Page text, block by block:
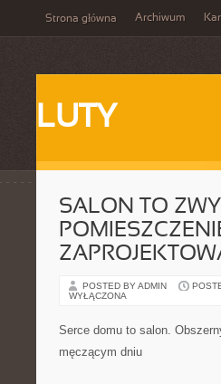
Strona główna Archiwum
LUTY
SALON TO
POSTED BY ADMIN
WYŁĄCZONA
Serce domu to salon.
męczącym dniu